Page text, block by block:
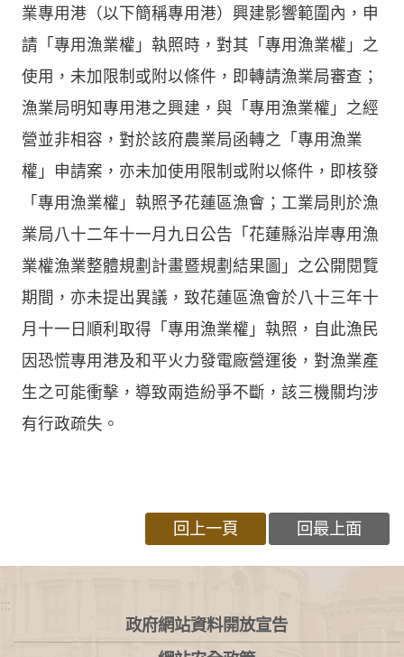
業專用港（以下簡稱專用港）興建影響範圍內，申
請「專用漁業權」執照時，對其「專用漁業權」之
使用，未加限制或附以條件，即轉請漁業局審查；
漁業局明知專用港之興建，與「專用漁業權」之經
營並非相容，對於該府農業局函轉之「專用漁業
權」申請案，亦未加使用限制或附以條件，即核發
「專用漁業權」執照予花蓮區漁會；工業局則於漁
業局八十二年十一月九日公告「花蓮縣沿岸專用漁
業權漁業整體規劃計畫暨規劃結果圖」之公開閱覽
期間，亦未提出異議，致花蓮區漁會於八十三年十
月十一日順利取得「專用漁業權」執照，自此漁民
因恐慌專用港及和平火力發電廠營運後，對漁業產
生之可能衝擊，導致兩造紛爭不斷，該三機關均涉
有行政疏失。
回上一頁 回最上面
:::
政府網站資料開放宣告